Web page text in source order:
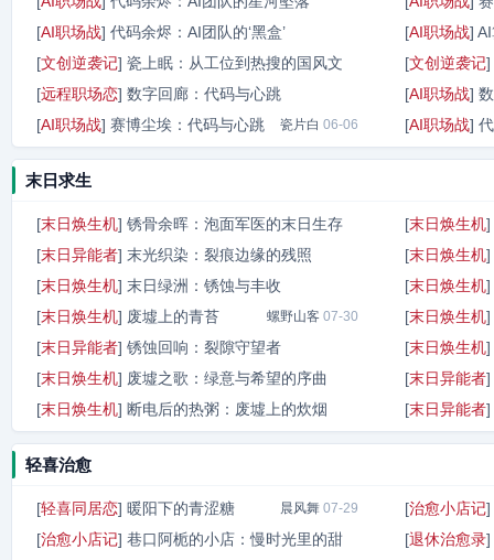
青石檐
[AI职场战] 代码余烬：AI团队的‘黑盒’
瓷片白07-24
[文创逆袭记] 瓷上眠：从工位到热搜的国风文
风行者
[远程职场恋] 数字回廊：代码与心跳
软糖日记 06-06
[AI职场战] 赛博尘埃：代码与心跳 瓷片白 06-06
[AI职场战]
[文创逆袭记]
[AI职场战]
[AI职场战]
末日求生
[末日焕生机] 锈骨余晖：泡面军医的末日生存
酱烧鲤
[末日异能者] 末光织染：裂痕边缘的残照
[末日焕生机] 末日绿洲：锈蚀与丰收
空山语 07-30
[末日焕生机] 废墟上的青苔 螺野山客 07-30
[末日异能者] 锈蚀回响：裂隙守望者
末世者07-29
[末日焕生机] 废墟之歌：绿意与希望的序曲
生机点燃07-29
[末日焕生机] 断电后的热粥：废墟上的炊烟
[末日焕生机]
[末日焕生机]
[末日焕生机]
[末日焕生机]
[末日焕生机]
[末日异能者]
[末日异能者]
轻喜治愈
[轻喜同居恋] 暖阳下的青涩糖 晨风舞 07-29
[治愈小店记] 巷口阿栀的小店：慢时光里的甜
[治愈小店记]
[退休治愈录]